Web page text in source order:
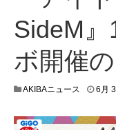
SideM
ボ開催
AKIBAニュース 6月